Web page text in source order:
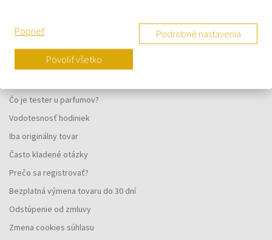
Reklamačný formulár
Kedy obdržím objednaný tovar?
Čo je tester u parfumov?
Vodotesnosť hodiniek
Iba originálny tovar
Často kladené otázky
Prečo sa registrovať?
Bezplatná výmena tovaru do 30 dní
Odstúpenie od zmluvy
Zmena cookies súhlasu
Poprieť Podrobné nastavenia
Povoliť všetko